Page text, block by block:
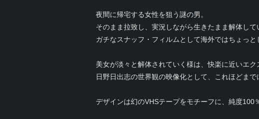
夜間に帰宅する女性を狙う謎の男。
そのまま拉致し、実況しながら生きたまま解体して
ガチなスナッフ・フィルムとして海外ではちょっと
美女が淡々と解体されていく様は、快楽に近いエク
日野日出志の世界観の映像化として、これほどまで
デザインは幻のVHSテープをモチーフに、純度